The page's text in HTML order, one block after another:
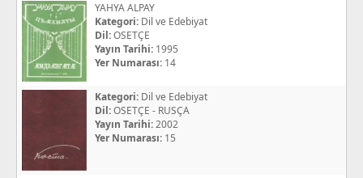
YAHYA ALPAY
Kategori: Dil ve Edebiyat
Dil:OSETÇE
Yayın Tarihi: 1995
Yer Numarası: 14
Kategori: Dil ve Edebiyat
Dil:OSETÇE - RUSÇA
Yayın Tarihi:2002
Yer Numarası: 15